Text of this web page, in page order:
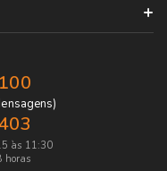
às 11:30
horas